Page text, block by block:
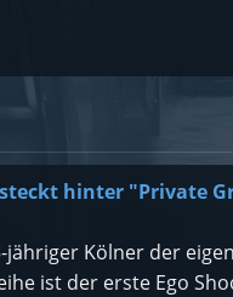
hinter "Private
Kölner der
ist der erste Ego